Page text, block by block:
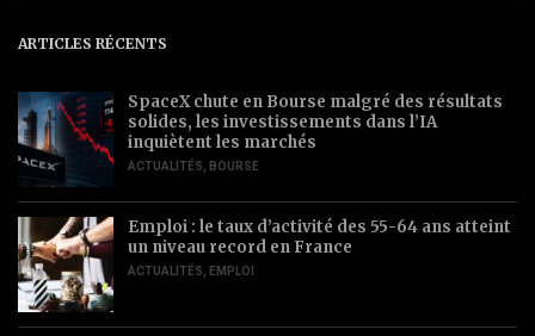
ARTICLES RÉCENTS
SpaceX chute en Bourse malgré des résultats
solides, les investissements dans l’IA
inquiètent les marchés
ACTUALITÉS BOURSE
Emploi : le taux d’activité des 55-64 ans atteint
un niveau record en France
ACTUALITÉS EMPLOI